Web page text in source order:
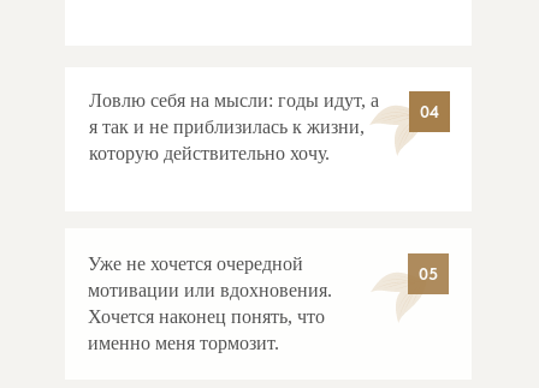
04
Ловлю себя на мысли: годы идут, а
я так и не приблизилась к жизни,
которую действительно хочу.
05
Уже не хочется очередной
мотивации или вдохновения.
Хочется наконец понять, что
именно меня тормозит.